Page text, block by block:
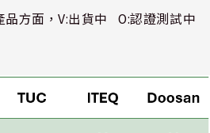
品方面，V:出貨中 O:認證測試中